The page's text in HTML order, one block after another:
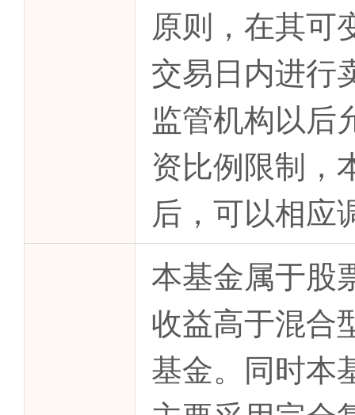
原则，在其可
交易日内进行
监管机构以后
资比例限制，
后，可以相应
本基金属于股
收益高于混合
基金。同时本